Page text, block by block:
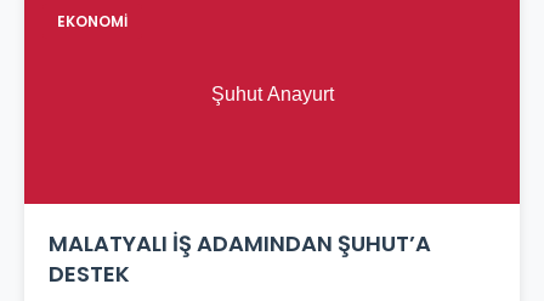
EKONOMİ
MALATYALI İŞ ADAMINDAN ŞUHUT’A
DESTEK